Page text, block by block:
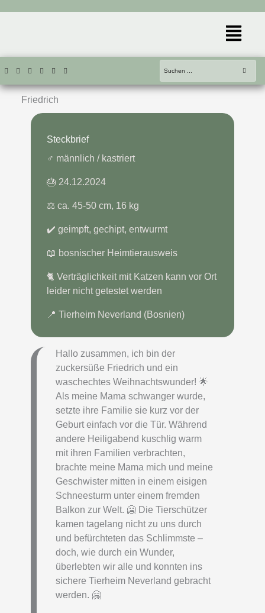
Menü
Friedrich
Steckbrief
♂️ männlich / kastriert
🎂 24.12.2024
⚖️ ca. 45-50 cm, 16 kg
✔️ geimpft, gechipt, entwurmt
📖 bosnischer Heimtierausweis
🐈 Verträglichkeit mit Katzen kann vor Ort
leider nicht getestet werden
📍 Tierheim Neverland (Bosnien)
Hallo zusammen, ich bin der
zuckersüße Friedrich und ein
waschechtes Weihnachtswunder! 🌟
Als meine Mama schwanger wurde,
setzte ihre Familie sie kurz vor der
Geburt einfach vor die Tür. Während
andere Heiligabend kuschlig warm
mit ihren Familien verbrachten,
brachte meine Mama mich und meine
Geschwister mitten in einem eisigen
Schneesturm unter einem fremden
Balkon zur Welt. 🥶 Die Tierschützer
kamen tagelang nicht zu uns durch
und befürchteten das Schlimmste –
doch, wie durch ein Wunder,
überlebten wir alle und konnten ins
sichere Tierheim Neverland gebracht
werden. 🤗